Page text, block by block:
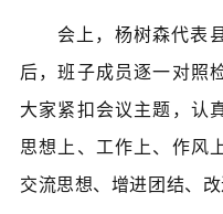
会上，杨树森代表
后，班子成员逐一对照
大家紧扣会议主题，认
思想上、工作上、作风
交流思想、增进团结、改